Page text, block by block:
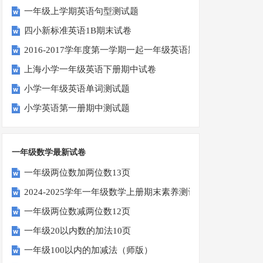
一年级上学期英语句型测试题
四小新标准英语1B期末试卷
2016-2017学年度第一学期一起一年级英语期中试卷
上海小学一年级英语下册期中试卷
小学一年级英语单词测试题
小学英语第一册期中测试题
一年级数学最新试卷
一年级两位数加两位数13页
2024-2025学年一年级数学上册期末素养测评卷（考试版A4
一年级两位数减两位数12页
一年级20以内数的加法10页
一年级100以内的加减法（师版）